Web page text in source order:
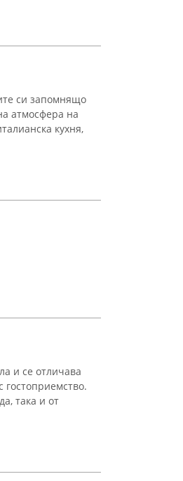
си запомнящо
атмосфера на
кухня,
и се отличава
гостоприемство.
така и от